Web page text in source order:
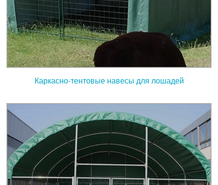
Каркасно-тентовые навесы для лошадей